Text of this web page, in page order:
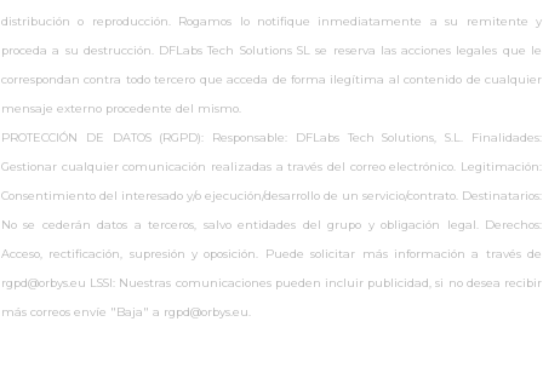
distribución o reproducción. Rogamos lo notifique inmediatamente a su remitente y
proceda a su destrucción. DFLabs Tech Solutions SL se reserva las acciones legales que le
correspondan contra todo tercero que acceda de forma ilegítima al contenido de cualquier
mensaje externo procedente del mismo.
PROTECCIÓN DE DATOS (RGPD): Responsable: DFLabs Tech Solutions, S.L. Finalidades:
Gestionar cualquier comunicación realizadas a través del correo electrónico. Legitimación:
Consentimiento del interesado y/o ejecución/desarrollo de un servicio/contrato. Destinatarios:
No se cederán datos a terceros, salvo entidades del grupo y obligación legal. Derechos:
Acceso, rectificación, supresión y oposición. Puede solicitar más información a través de
rgpd@orbys.eu LSSI: Nuestras comunicaciones pueden incluir publicidad, si no desea recibir
más correos envíe "Baja" a rgpd@orbys.eu.